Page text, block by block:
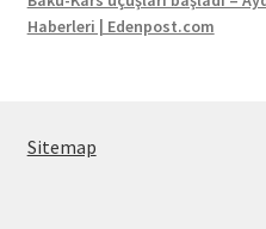
Haberleri | Edenpost.com
Sitemap